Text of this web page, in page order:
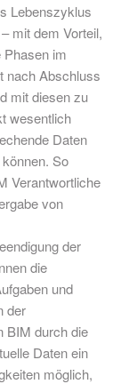
Lebenszyklus
mit dem Vorteil,
im
nach Abschluss
mit diesen zu
wesentlich
Daten
So
Verantwortliche
von
der
die
und
der
BIM durch die
Daten ein
möglich,